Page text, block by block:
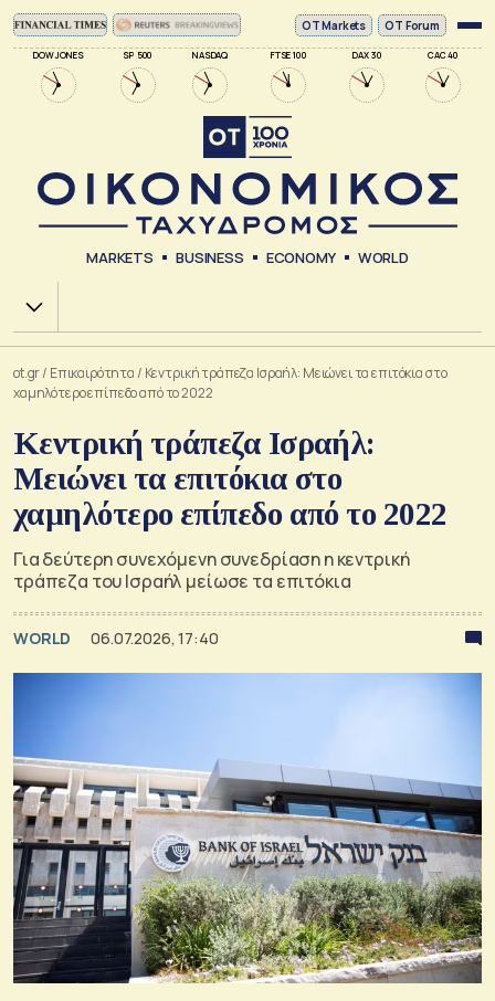
DOW JONES SP 500 NASDAQ FTSE 100 DAX 30 CAC 40
ΟΤ Markets OT Forum
MARKETS BUSINESS ECONOMY WORLD
Χ.Α.
ot.gr/ Επικαιρότητα / Κεντρική τράπεζα Ισραήλ: Μειώνει τα επιτόκια στο
χαμηλότερο επίπεδο από το 2022
Κεντρική τράπεζα Ισραήλ:
Μειώνει τα επιτόκια στο
χαμηλότερο επίπεδο από το 2022
Για δεύτερη συνεχόμενη συνεδρίαση η κεντρική
τράπεζα του Ισραήλ μείωσε τα επιτόκια
WORLD 06.07.2026, 17:40